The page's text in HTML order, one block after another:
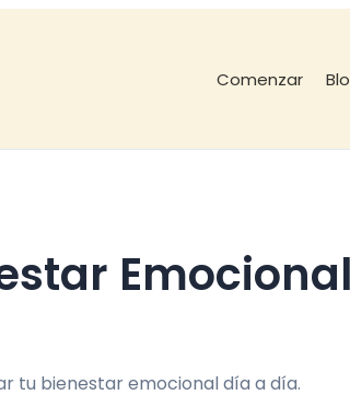
Comenzar
tu bienestar emocional día a día.